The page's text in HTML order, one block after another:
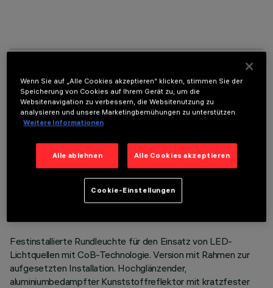
OPTIONALE KOMPONENTEN
TECHNISCHE DATEN
LETZTES UPDATE: 05.08.2026
Festinstallierte Rundleuchte für den Einsatz von LED-
Lichtquellen mit CoB-Technologie. Version mit Rahmen zur
aufgesetzten Installation. Hochglänzender,
aluminiumbedampfter Kunststoffreflektor mit kratzfester
Wenn Sie auf „Alle Cookies akzeptieren“ klicken, stimmen Sie der
Speicherung von Cookies auf Ihrem Gerät zu, um die
Websitenavigation zu verbessern, die Websitenutzung zu
analysieren und unsere Marketingbemühungen zu unterstützen.
Weitere Informationen
Alle ablehnen Alle Cookies akzeptieren
Cookie-Einstellungen